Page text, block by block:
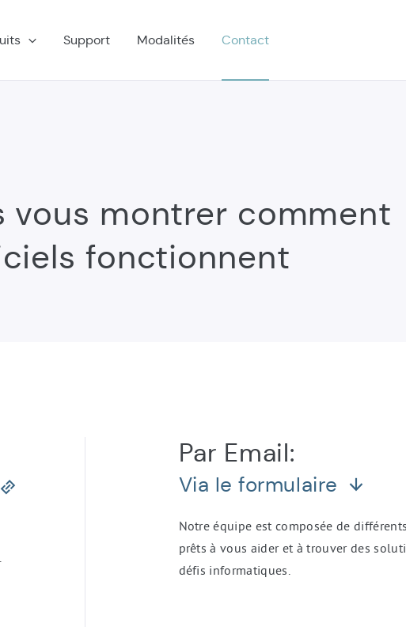
vous montrer comment
fonctionnent
Par Email:
Via le formulaire
Notre équipe est composée de
prêts à vous aider et à trouver des
défis informatiques.
Support Modalités Contact